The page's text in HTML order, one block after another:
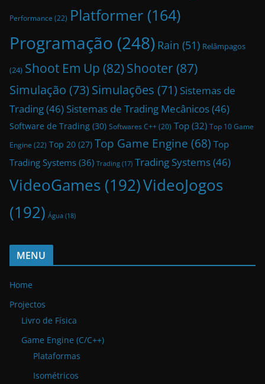
Performance (22) Platformer (164)
Programação (248) Rain (51) Relâmpagos
(24) Shoot Em Up (82)Shooter (87)
Simulação (73) Simulações (71) Sistemas de
Trading(46) Sistemas de Trading Mecânicos(46)
Software de Trading (30) Softwares C++ (20) Top (32) Top 10 Game
Engine (22) Top 20 (27) Top Game Engine (68) Top
Trading Systems (36) Trading (17) Trading Systems(46)
VideoGames (192)VideoJogos
(192) Água (18)
MENU
Home
Projectos
Livro de Física
Game Engine (C/C++)
Plataformas
Isométricos